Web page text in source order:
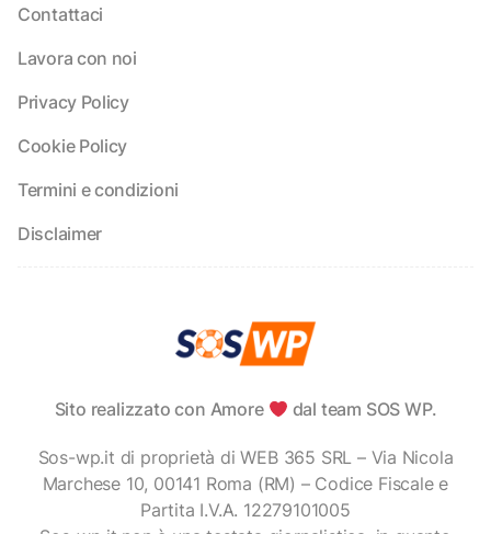
Contattaci
Lavora con noi
Privacy Policy
Cookie Policy
Termini e condizioni
Disclaimer
Sito realizzato con Amore dal team SOS WP.
Sos-wp.it di proprietà di WEB 365 SRL – Via Nicola
Marchese 10, 00141 Roma (RM) – Codice Fiscale e
Partita I.V.A. 12279101005